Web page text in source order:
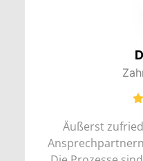
Dieter
Zahnarzt in
Äußerst zufrieden mit
Ansprechpartnern, dem